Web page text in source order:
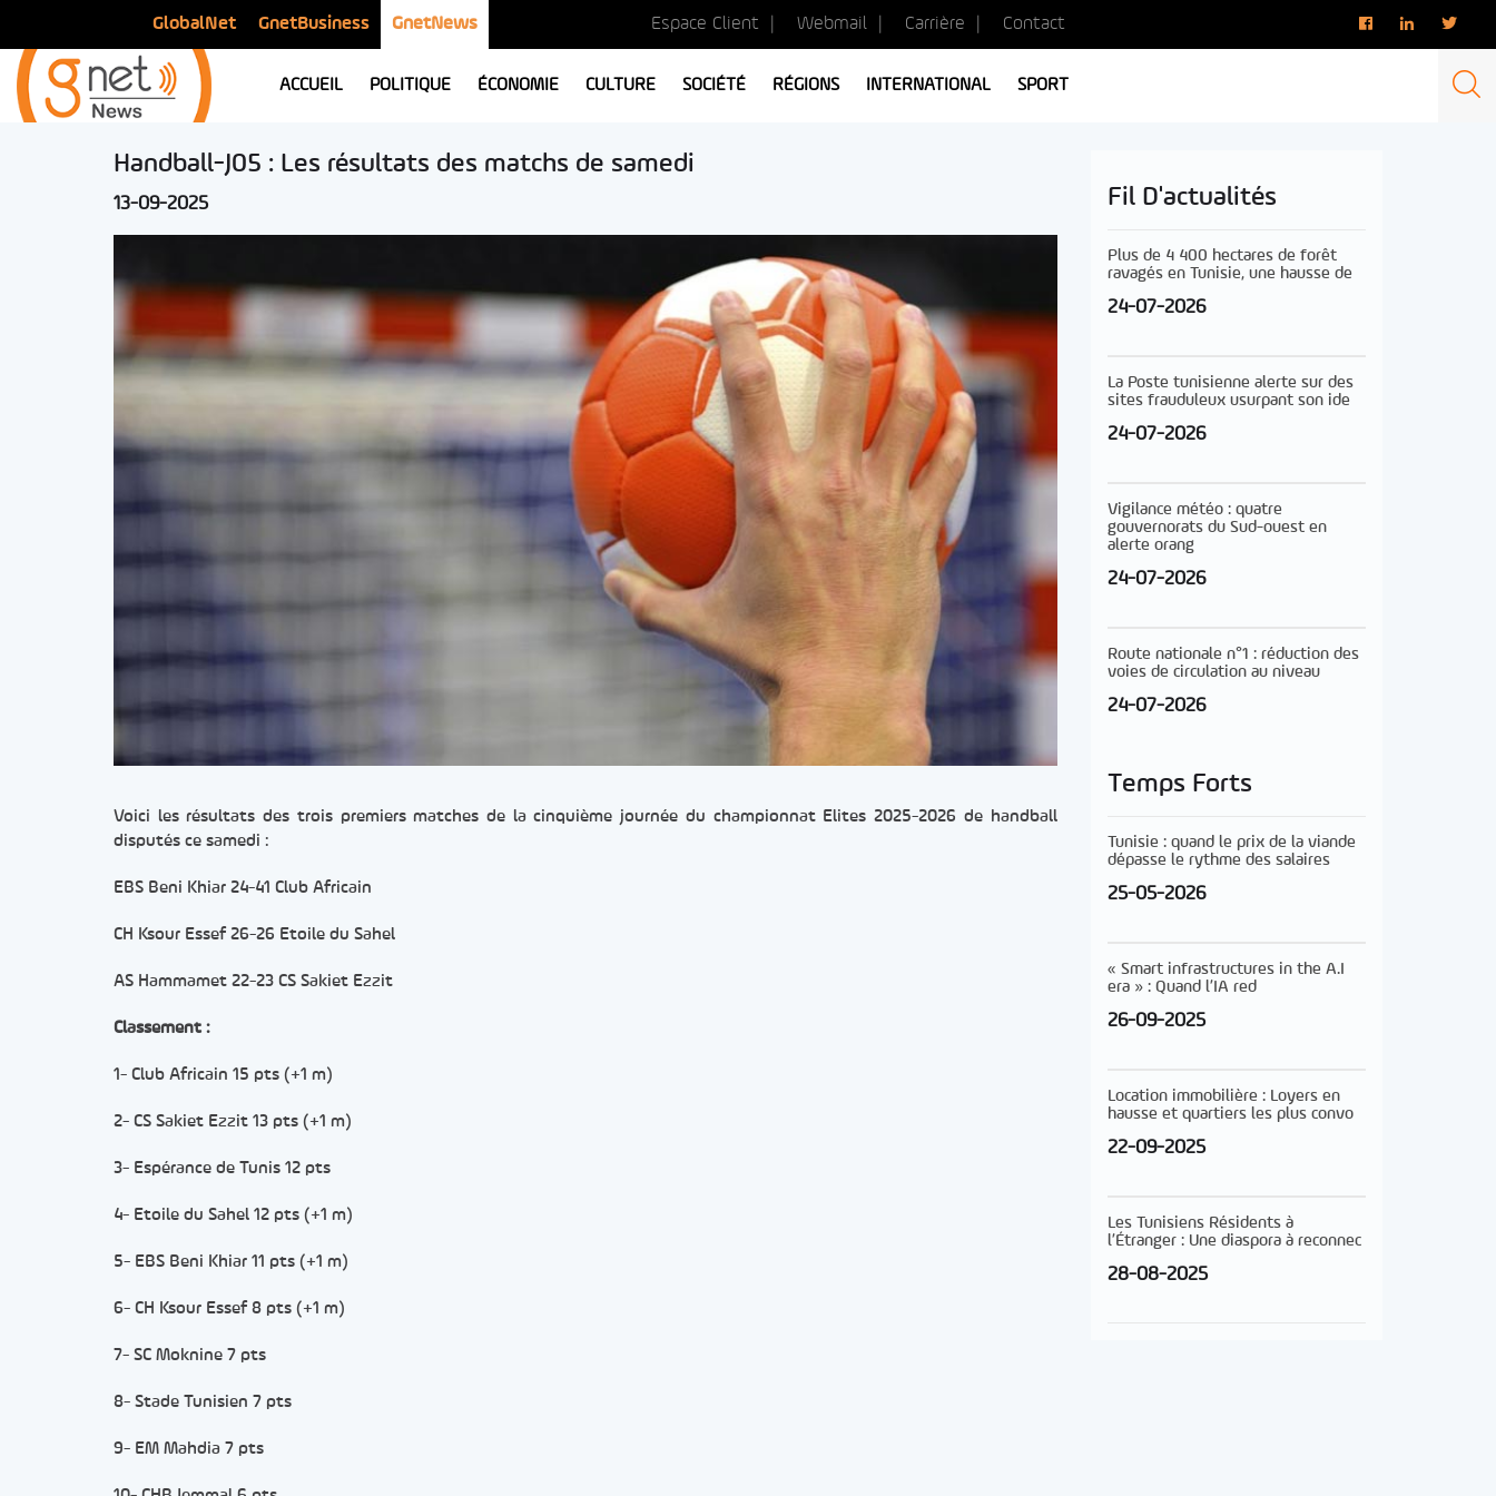
GlobalNet GnetBusiness GnetNews Espace Client Webmail Carrière Contact
ACCUEIL POLITIQUE ÉCONOMIE CULTURE SOCIÉTÉ RÉGIONS INTERNATIONAL SPORT
Handball-J05 : Les résultats des matchs de samedi
13-09-2025
Voici les résultats des trois premiers matches de la cinquième journée du championnat Elites 2025-2026 de handball
disputés ce samedi :
EBS Beni Khiar 24-41 Club Africain
CH Ksour Essef 26-26 Etoile du Sahel
AS Hammamet 22-23 CS Sakiet Ezzit
Classement :
1- Club Africain 15 pts (+1 m)
2- CS Sakiet Ezzit 13 pts (+1 m)
3- Espérance de Tunis 12 pts
4- Etoile du Sahel 12 pts (+1 m)
5- EBS Beni Khiar 11 pts (+1 m)
6- CH Ksour Essef 8 pts (+1 m)
7- SC Moknine 7 pts
8- Stade Tunisien 7 pts
9- EM Mahdia 7 pts
Fil D'actualités
Plus de 4 400 hectares de forêt
ravagés en Tunisie, une hausse de
24-07-2026
La Poste tunisienne alerte sur des
sites frauduleux usurpant son ide
24-07-2026
Vigilance météo : quatre
gouvernorats du Sud-ouest en
alerte orang
24-07-2026
Route nationale n°1 : réduction des
voies de circulation au niveau
24-07-2026
Temps Forts
Tunisie : quand le prix de la viande
dépasse le rythme des salaires
25-05-2026
« Smart infrastructures in the A.I
era » : Quand l’IA red
26-09-2025
Location immobilière : Loyers en
hausse et quartiers les plus convo
22-09-2025
Les Tunisiens Résidents à
l’Étranger : Une diaspora à reconnec
28-08-2025